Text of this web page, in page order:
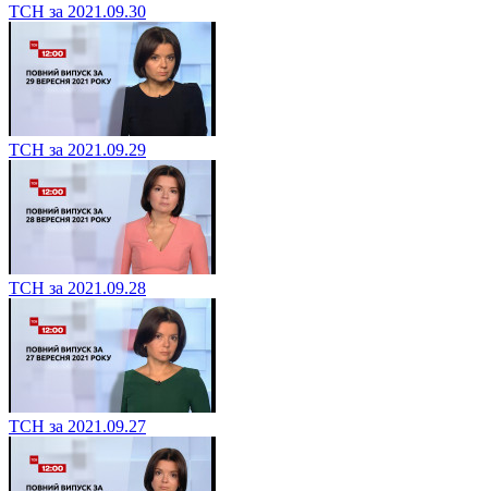
ТСН за 2021.09.30
ТСН за 2021.09.29
ТСН за 2021.09.28
ТСН за 2021.09.27